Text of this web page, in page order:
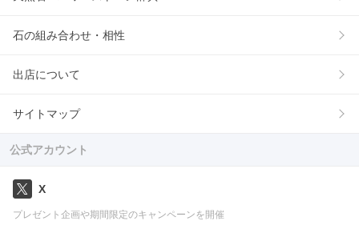
石の組み合わせ・相性
出店について
サイトマップ
公式アカウント
X
プレゼント企画や期間限定のキャンペーンを開催